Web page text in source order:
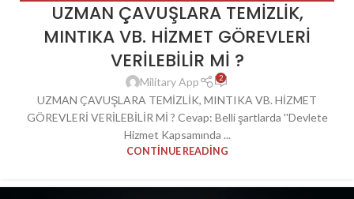
UZMAN ÇAVUŞ, UZMAN ÇAVUŞ
UZMAN ÇAVUŞLARA TEMİZLİK,
MINTIKA VB. HİZMET GÖREVLERİ
VERİLEBİLİR Mİ ?
Military App 2
UZMAN ÇAVUŞLARA TEMİZLİK, MINTIKA VB. HİZMET
GÖREVLERİ VERİLEBİLİR Mİ ? Cevap: Belli şartlarda ''Devlete
Hizmet Kapsamında ...
CONTINUE READING